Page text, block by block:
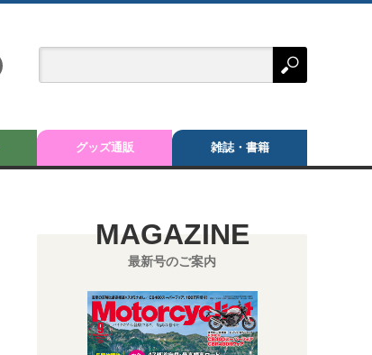
グッズ通販 雑誌・書籍
MAGAZINE
最新号のご案内